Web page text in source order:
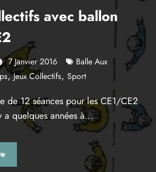
avec ballon
7 Janvier 2016
Balle Aux
,Jeux Collectifs, Sport
de 12 séances pour les CE1/CE2
a quelques années à…